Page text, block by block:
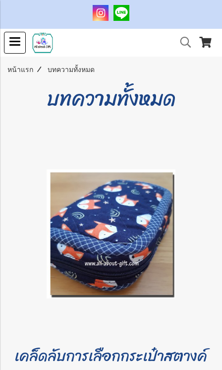
หน้าแรก บทความทั้งหมด
บทความทั้งหมด
เคล็ดลับการเลือกกระเป๋าสตางค์